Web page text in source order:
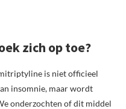
zich op toe?
is niet officieel
insomnie, maar wordt
onderzochten of dit middel